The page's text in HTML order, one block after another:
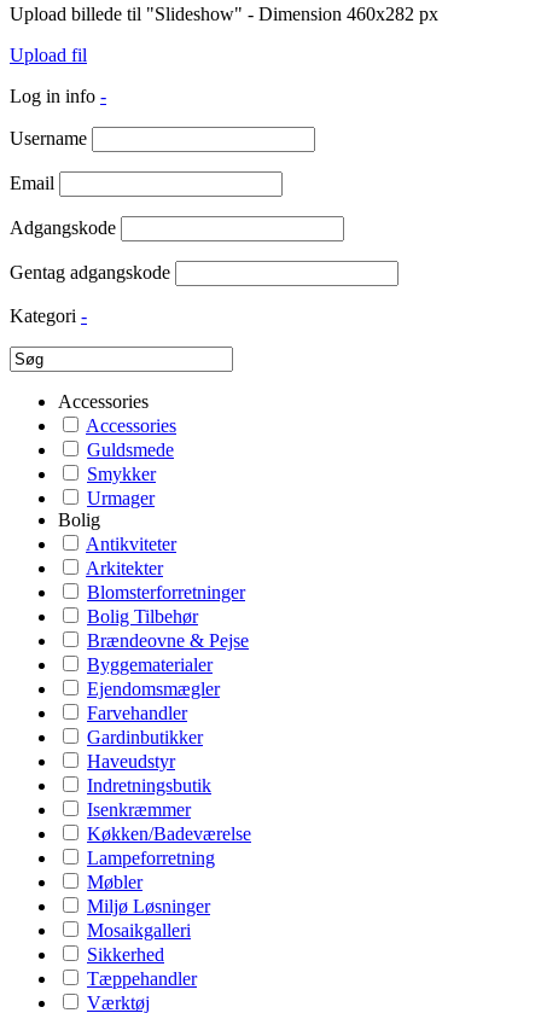
Upload billede til "Slideshow" - Dimension 460x282 px
Upload fil
Log in info -
Username
Email
Adgangskode
Gentag adgangskode
Kategori -
Accessories
Accessories
Guldsmede
Smykker
Urmager
Bolig
Antikviteter
Arkitekter
Blomsterforretninger
Bolig Tilbehør
Brændeovne & Pejse
Byggematerialer
Ejendomsmægler
Farvehandler
Gardinbutikker
Haveudstyr
Indretningsbutik
Isenkræmmer
Køkken/Badeværelse
Lampeforretning
Møbler
Miljø Løsninger
Mosaikgalleri
Sikkerhed
Tæppehandler
Værktøj